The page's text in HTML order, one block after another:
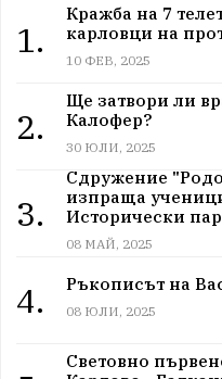
1.
Кражба на 7
карловци на
10 ФЕВ, 2025
2.
Ще затвори ли
Калофер?
30 ЮЛИ, 2025
3.
Сдружение
изпраща
Исторически
дискриминацията
08 МАЙ, 2025
4. Ръкописът на
08 ЮЛИ, 2025
Световно